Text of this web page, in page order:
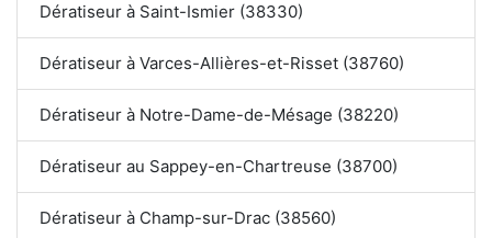
Dératiseur à Saint-Ismier (38330)
Dératiseur à Varces-Allières-et-Risset (38760)
Dératiseur à Notre-Dame-de-Mésage (38220)
Dératiseur au Sappey-en-Chartreuse (38700)
Dératiseur à Champ-sur-Drac (38560)